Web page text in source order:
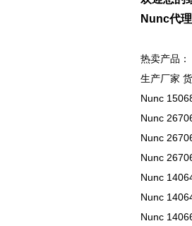
Nunc代
热卖产品：
生产厂家
Nunc
Nunc
Nunc
Nunc
Nunc
Nunc
Nunc